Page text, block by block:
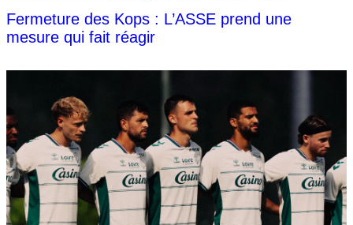
Fermeture des Kops : L’ASSE prend une
mesure qui fait réagir